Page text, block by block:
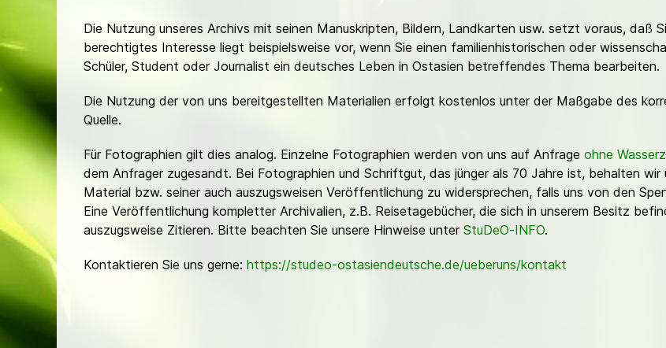
Die Nutzung unseres Archivs mit seinen Manuskripten, Bildern, Landkarten usw. setzt voraus, daß
berechtigtes Interesse liegt beispielsweise vor, wenn Sie einen familienhistorischen oder
Schüler, Student oder Journalist ein deutsches Leben in Ostasien betreffendes Thema bearbeiten.
Die Nutzung der von uns bereitgestellten Materialien erfolgt kostenlos unter der Maßgabe des
Quelle.
Für Fotographien gilt dies analog. Einzelne Fotographien werden von uns auf Anfrage ohne
dem Anfrager zugesandt. Bei Fotographien und Schriftgut, das jünger als 70 Jahre ist, behalten
Material bzw. seiner auch auszugsweisen Veröffentlichung zu widersprechen, falls uns von den
Eine Veröffentlichung kompletter Archivalien, z.B. Reisetagebücher, die sich in unserem Besitz
auszugsweise Zitieren. Bitte beachten Sie unsere Hinweise unter StuDeO-INFO.
Kontaktieren Sie uns gerne: https://studeo-ostasiendeutsche.de/ueberuns/kontakt